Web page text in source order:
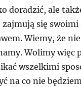
doradzić, ale
się
Wiemy, że
Wolimy więc
wszelkimi
na co nie